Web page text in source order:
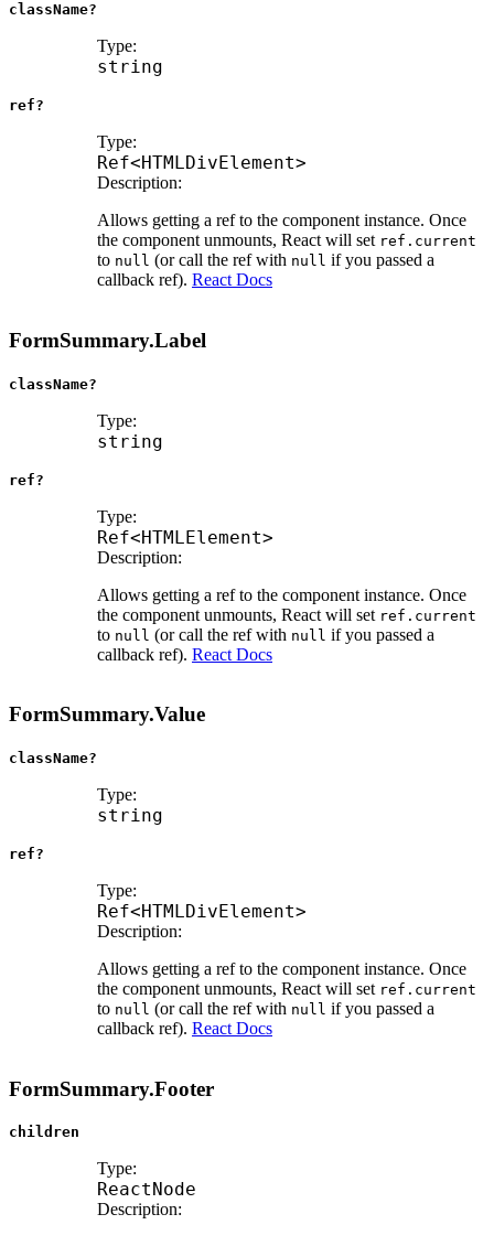
className?
Type:
string
ref?
Type:
Ref<HTMLDivElement>
Description:
Allows getting a ref to the component instance. Once
the component unmounts, React will set ref.current
to null (or call the ref with null if you passed a
callback ref). React Docs
FormSummary.Label
className?
Type:
string
ref?
Type:
Ref<HTMLElement>
Description:
Allows getting a ref to the component instance. Once
the component unmounts, React will set ref.current
to null (or call the ref with null if you passed a
callback ref). React Docs
FormSummary.Value
className?
Type:
string
ref?
Type:
Ref<HTMLDivElement>
Description:
Allows getting a ref to the component instance. Once
the component unmounts, React will set ref.current
to null (or call the ref with null if you passed a
callback ref). React Docs
FormSummary.Footer
children
Type:
ReactNode
Description: